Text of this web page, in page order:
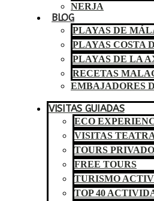
NERJA
BLOG
PLAYAS DE
PLAYAS COSTA
PLAYAS DE LA
RECETAS
EMBAJADORES
VISITAS GUIADAS
ECO
VISITAS
TOURS
FREE TOURS
TURISMO
TOP 40